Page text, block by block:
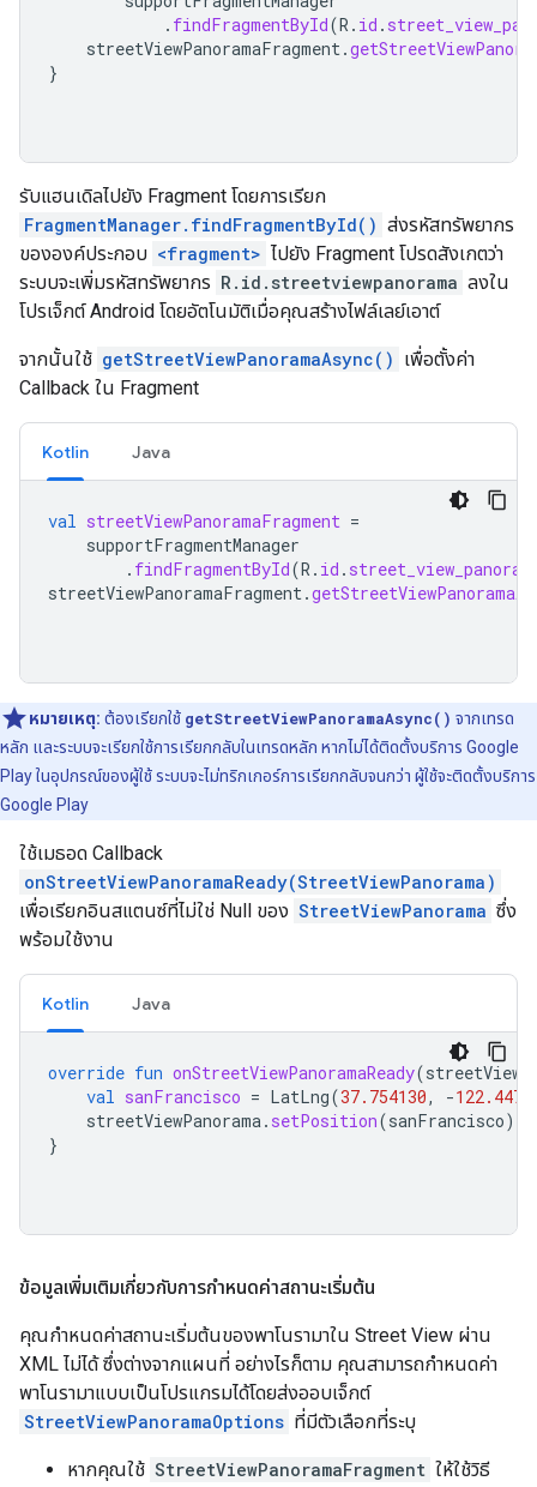
. findFragmentById(R . id .
streetViewPanoramaFragment .
}
รับแฮนเดิลไปยัง Fragment โดยการเรียก
FragmentManager.findFragmentById() ส่งรหัสทรัพยากร
ขององค์ประกอบ <fragment> ไปยัง Fragment โปรดสังเกตว่า
ระบบจะเพิ่มรหัสทรัพยากร R.id.streetviewpanorama ลงใน
โปรเจ็กต์ Android โดยอัตโนมัติเมื่อคุณสร้างไฟล์เลย์เอาต์
จากนั้นใช้ getStreetViewPanoramaAsync() เพื่อตั้งค่า
Callback ใน Fragment
Kotlin Java
val streetViewPanoramaFragment =
supportFragmentManager
. findFragmentById(R . id .
streetViewPanoramaFragment .
หมายเหตุ: ต้องเรียกใช้ getStreetViewPanoramaAsync() จากเทรด
หลัก และระบบจะเรียกใช้การเรียกกลับในเทรดหลัก หากไม่ได้ติดตั้งบริการ Google
Play ในอุปกรณ์ของผู้ใช้ ระบบจะไม่ทริกเกอร์การเรียกกลับจนกว่า ผู้ใช้จะติดตั้งบริการ
Google Play
ใช้เมธอด Callback
onStreetViewPanoramaReady(StreetViewPanorama)
เพื่อเรียกอินสแตนซ์ที่ไม่ใช่ Null ของ StreetViewPanorama ซึ่ง
พร้อมใช้งาน
Kotlin Java
override fun onStreetViewPanoramaReady(
val sanFrancisco = LatLng(37.754130, -
streetViewPanorama . setPosition(sanFrancisco)
}
ข้อมูลเพิ่มเติมเกี่ยวกับการกำหนดค่าสถานะเริ่มต้น
คุณกำหนดค่าสถานะเริ่มต้นของพาโนรามาใน Street View ผ่าน
XML ไม่ได้ ซึ่งต่างจากแผนที่ อย่างไรก็ตาม คุณสามารถกำหนดค่า
พาโนรามาแบบเป็นโปรแกรมได้โดยส่งออบเจ็กต์
StreetViewPanoramaOptions ที่มีตัวเลือกที่ระบุ
หากคุณใช้ StreetViewPanoramaFragment ให้ใช้วิธี